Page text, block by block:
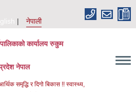
नेपाली
कार्यालय रुकुम
नेपाल
समृद्धि र दिगो बिकास !! स्वास्थ्य,